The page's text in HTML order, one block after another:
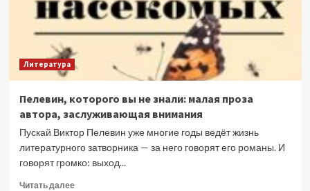
Литература
Пелевин, которого вы не знали: малая проза
автора, заслуживающая внимания
Пускай Виктор Пелевин уже многие годы ведёт жизнь
литературного затворника — за него говорят его романы. И
говорят громко: выход...
Читать далееПрочитать